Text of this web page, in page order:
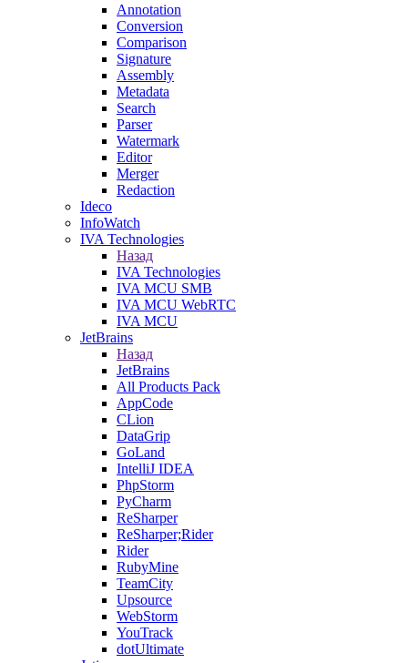
Annotation
Conversion
Comparison
Signature
Assembly
Metadata
Search
Parser
Watermark
Editor
Merger
Redaction
Ideco
InfoWatch
IVA Technologies
Назад
IVA Technologies
IVA MCU SMB
IVA MCU WebRTC
IVA MCU
JetBrains
Назад
JetBrains
All Products Pack
AppCode
CLion
DataGrip
GoLand
IntelliJ IDEA
PhpStorm
PyCharm
ReSharper
ReSharper;Rider
Rider
RubyMine
TeamCity
Upsource
WebStorm
YouTrack
dotUltimate